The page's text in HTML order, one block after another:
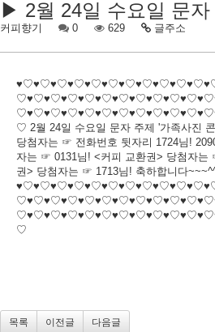
▶ 2월 24일 수요일 문
커피향기 0 629 글주소
♡ 2월 24일 수요일 문자 주제 '가족사진
당첨자는 ☞ 전화번호 뒷자리 1724님!
자는 ☞ 0131님! <커피 교환권> 당첨자는
권> 당첨자는 ☞ 1713님! 축하합니다
♡
목록 이전글 다음글